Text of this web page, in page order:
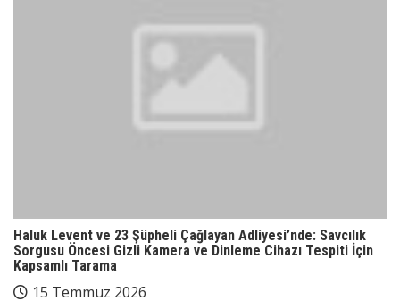
Haluk Levent ve 23 Şüpheli Çağlayan Adliyesi’nde: Savcılık
Sorgusu Öncesi Gizli Kamera ve Dinleme Cihazı Tespiti İçin
Kapsamlı Tarama
15 Temmuz 2026